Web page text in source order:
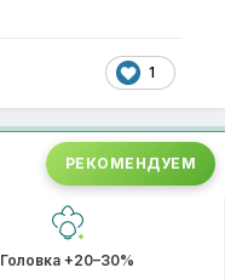
1
РЕКОМЕНДУЕМ
Головка +20–30%